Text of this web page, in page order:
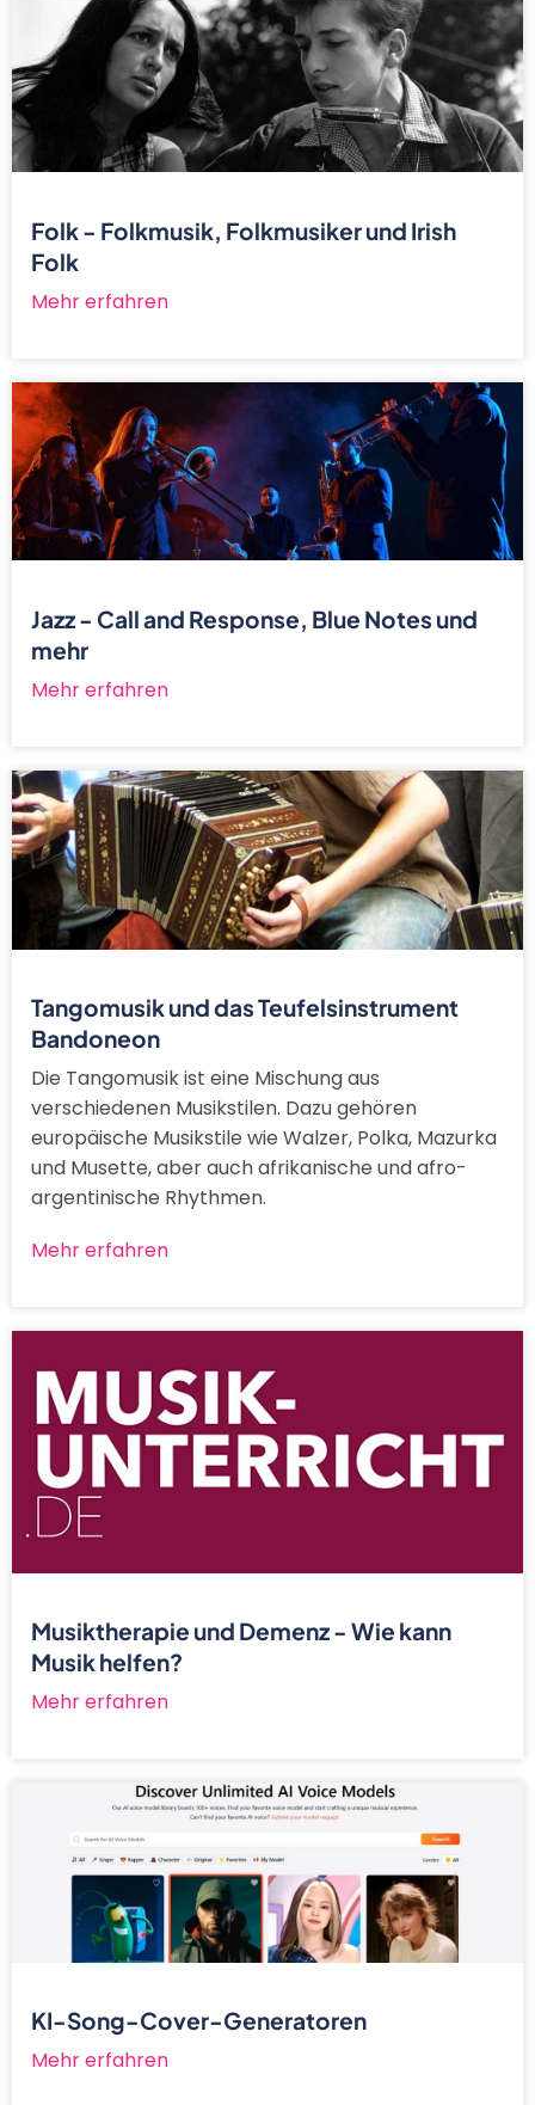
Folk - Folkmusik, Folkmusiker und Irish
Folk
Mehr erfahren
Jazz - Call and Response, Blue Notes und
mehr
Mehr erfahren
Tangomusik und das Teufelsinstrument
Bandoneon
Die Tangomusik ist eine Mischung aus
verschiedenen Musikstilen. Dazu gehören
europäische Musikstile wie Walzer, Polka, Mazurka
und Musette, aber auch afrikanische und afro-
argentinische Rhythmen.
Mehr erfahren
Musiktherapie und Demenz - Wie kann
Musik helfen?
Mehr erfahren
KI-Song-Cover-Generatoren
Mehr erfahren